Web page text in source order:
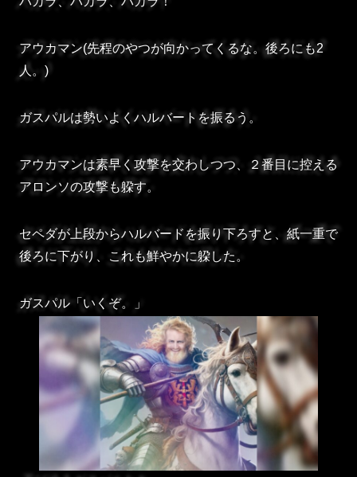
アウカマン(先程のやつが向かってくるな。後ろにも2
人。)
ガスパルは勢いよくハルバートを振るう。
アウカマンは素早く攻撃を交わしつつ、２番目に控える
アロンソの攻撃も躱す。
セペダが上段からハルバードを振り下ろすと、紙一重で
後ろに下がり、これも鮮やかに躱した。
ガスパル「いくぞ。」